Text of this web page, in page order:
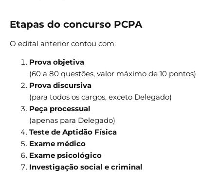
Etapas do concurso PCPA
O edital anterior contou com:
Prova objetiva
(60 a 80 questões, valor máximo de 10 pontos)
Prova discursiva
(para todos os cargos, exceto Delegado)
Peça processual
(apenas para Delegado)
Teste de Aptidão Física
Exame médico
Exame psicológico
Investigação social e criminal